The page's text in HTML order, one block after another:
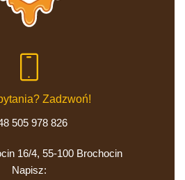
Zadzwoń!
505 978 826
16/4, 55-100 Brochocin